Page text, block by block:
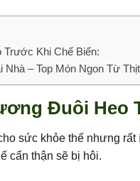
Khi Chế Biến:
– Top Món Ngon Từ
Đuôi Heo
sức khỏe thế nhưng
cẩn thận sẽ bị hôi.